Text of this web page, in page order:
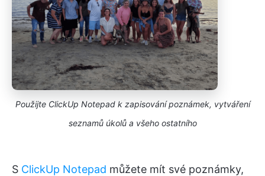
Použijte ClickUp Notepad k zapisování poznámek, vytváření
seznamů úkolů a všeho ostatního
S ClickUp Notepad můžete mít své poznámky,